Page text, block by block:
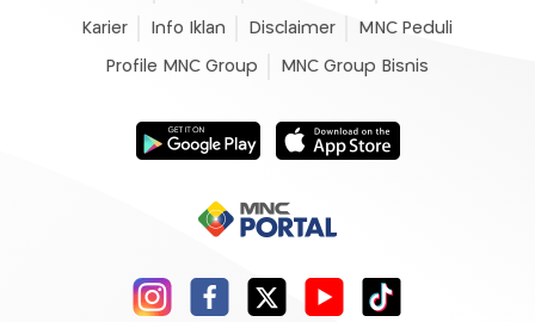
Karier Info Iklan Disclaimer MNC Peduli
Profile MNC Group MNC Group Bisnis